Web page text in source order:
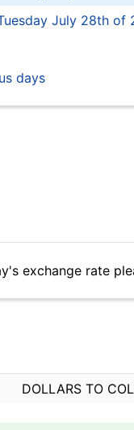
July 28th of
days
exchange rate
DOLLARS TO